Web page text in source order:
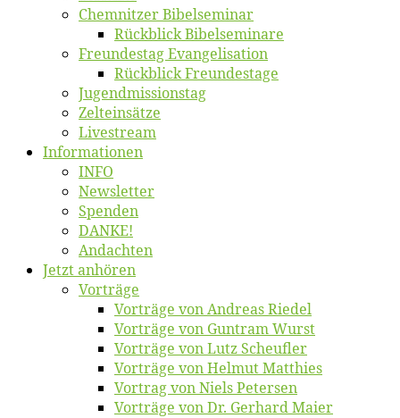
Chemnit­zer Bibelseminar
Rück­blick Bibelseminare
Freun­des­tag Evangelisation
Rück­blick Freundestage
Jugend­mis­sions­tag
Zelt­ein­sät­ze
Live­stream
Informatio­nen
INFO
News­let­ter
Spen­den
DANKE!
An­dach­ten
Jetzt an­hö­ren
Vor­trä­ge
Vor­trä­ge von An­dre­as Riedel
Vor­trä­ge von Gun­tram Wurst
Vor­trä­ge von Lutz Scheufler
Vor­trä­ge von Hel­mut Matthies
Vor­trag von Niels Petersen
Vor­trä­ge von Dr. Ger­hard Maier